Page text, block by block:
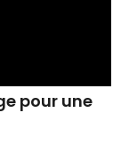
pour une